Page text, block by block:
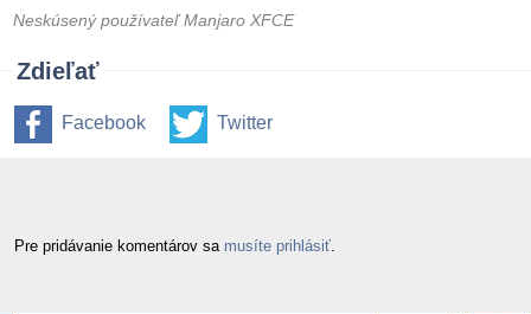
Neskúsený používateľ Manjaro XFCE
Zdieľať
Facebook Twitter
Pre pridávanie komentárov sa musíte prihlásiť